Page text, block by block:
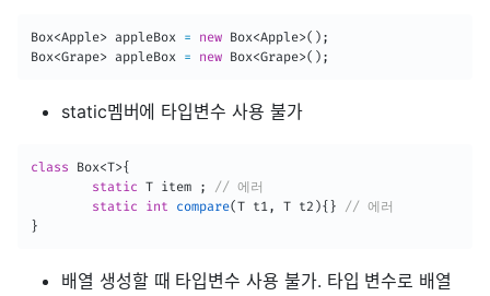
Box<Apple> appleBox = new Box<Apple>( ) ;
Box<Grape> appleBox = new Box<Grape>( ) ;
static멤버에 타입변수 사용 불가
class Box<T>{
static T item ;
// 에러
static
int compare(T t1, T t2 ){ }
// 에러
}
배열 생성할 때 타입변수 사용 불가. 타입 변수로 배열